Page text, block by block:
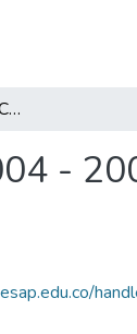
Plan de Desarrollo Neira Caldas 2004 - 2007: PD Neira Caldas 2004 - 2007
-